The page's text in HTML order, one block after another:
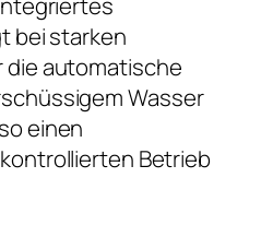
bei starken
die automatische
Wasser
einen
Betrieb